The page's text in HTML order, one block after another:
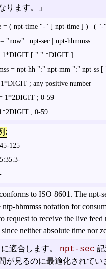
ります。」
= ( npt-time "-" [ npt-time ] ) | ( "-
"now" | npt-sec | npt-hhmmss
1*DIGIT [ "." *DIGIT ]
= npt-hh ":" npt-mm ":" npt-ss
; any positive number
1*2DIGIT ; 0-59
; 0-59
:
125
to ISO 8601. The npt-
ntp-hhmmss notation for
request to receive the live
neither absolute time nor
に適合します。 npt-sec
が見るのに最適化されてい